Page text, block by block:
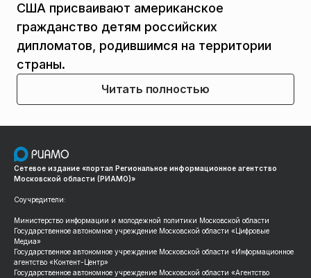
США присваивают американское
гражданство детям российских
дипломатов, родившимся на территории
страны.
Читать полностью
Сетевое издание «портал Региональное информационное агентство
Московской области (РИАМО)»
Соучредители:
Министерство информации и молодежной политики Московской области
Государственное автономное учреждение Московской области «Цифровые
Медиа»
Государственное автономное учреждение Московской области «Информационное
агентство «Контент-Центр»
Государственное автономное учреждение Московской области «Агентство